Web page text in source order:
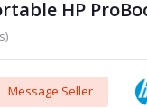
HP
Message Seller